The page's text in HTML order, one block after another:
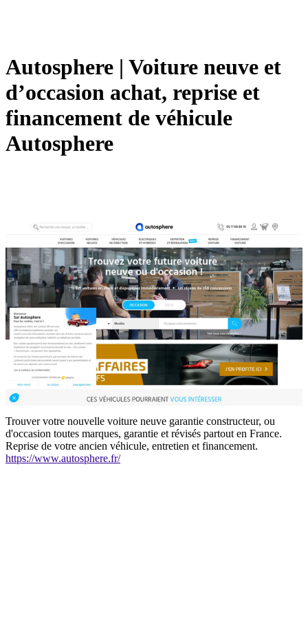
Autosphere | Voiture neuve et
d’occasion achat, reprise et
financement de véhicule
Autosphere
Trouver votre nouvelle voiture neuve garantie constructeur, ou
d'occasion toutes marques, garantie et révisés partout en France.
Reprise de votre ancien véhicule, entretien et financement.
https://www.autosphere.fr/